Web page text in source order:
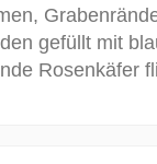
gefüllt mit
Rosenkäfer